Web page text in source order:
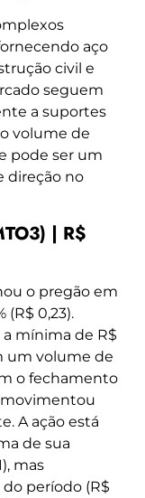
aço
civil e
seguem
a suportes
volume de
pode ser um
direção no
| R$
o pregão em
(R$ 0,23).
mínima de R$
um volume de
o fechamento
movimentou
A ação está
de sua
mas
período (R$